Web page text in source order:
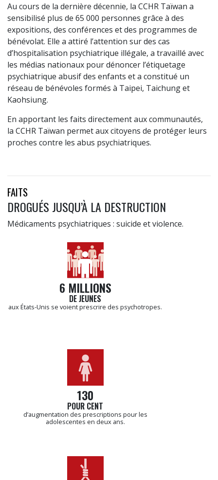
Au cours de la dernière décennie, la CCHR Taïwan a
sensibilisé plus de 65 000 personnes grâce à des
expositions, des conférences et des programmes de
bénévolat. Elle a attiré l’attention sur des cas
d’hospitalisation psychiatrique illégale, a travaillé avec
les médias nationaux pour dénoncer l’étiquetage
psychiatrique abusif des enfants et a constitué un
réseau de bénévoles formés à Taipei, Taichung et
Kaohsiung.
En apportant les faits directement aux communautés,
la CCHR Taïwan permet aux citoyens de protéger leurs
proches contre les abus psychiatriques.
FAITS
DROGUÉS JUSQU’À LA DESTRUCTION
Médicaments psychiatriques : suicide et violence.
6 MILLIONS
DE JEUNES
aux États-Unis se voient prescrire des psychotropes.
130
POUR CENT
d’augmentation des prescriptions pour les
adolescentes en deux ans.